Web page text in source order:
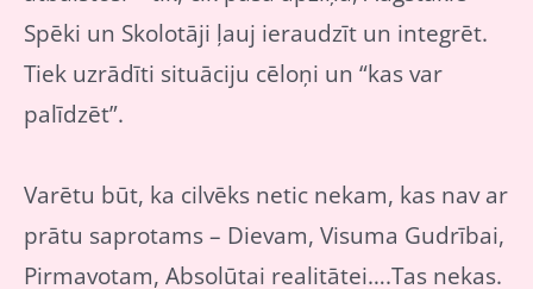
Spēki un Skolotāji ļauj ieraudzīt un integrēt.
Tiek uzrādīti situāciju cēloņi un “kas var
palīdzēt”.
Varētu būt, ka cilvēks netic nekam, kas nav ar
prātu saprotams – Dievam, Visuma Gudrībai,
Pirmavotam, Absolūtai realitātei….Tas nekas.